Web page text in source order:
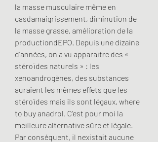
la masse musculaire même en
casdamaigrissement, diminution de
la masse grasse, amélioration de la
productiondEPO. Depuis une dizaine
d'années, on a vu apparaitre des «
stéroïdes naturels » : les
xenoandrogènes, des substances
auraient les mêmes effets que les
stéroïdes mais ils sont légaux, where
to buy anadrol. C'est pour moi la
meilleure alternative sûre et légale.
Par conséquent, il nexistait aucune